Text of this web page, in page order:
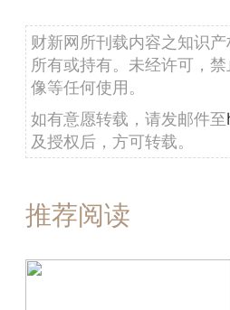
财新网所刊载内容之知识
所有或持有。未经许可，
像等任何使用。
如有意愿转载，请发邮件至
及授权后，方可转载。
推荐阅读